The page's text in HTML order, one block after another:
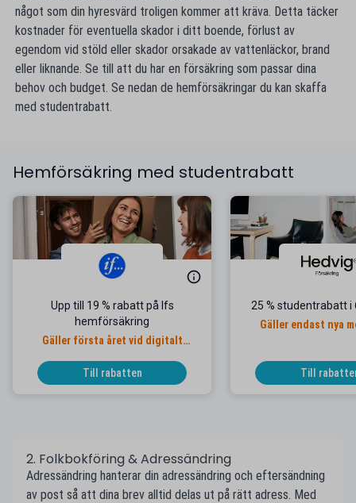
något som din hyresvärd troligen kommer att kräva. Detta täcker
kostnader för eventuella skador i ditt boende, förlust av
egendom vid stöld eller skador orsakade av vattenläckor, brand
eller liknande. Se till att du har en försäkring som passar dina
behov och budget. Se nedan de hemförsäkringar du kan skaffa
med studentrabatt.
Hemförsäkring med studentrabatt
Upp till 19 % rabatt på Ifs
hemförsäkring
Gäller första året vid digitalt
Till rabatten
25 % studentrabatt i
Gäller endast nya
Till
2. Folkbokföring & Adressändring
Adressändring hanterar din adressändring och eftersändning
av post så att dina brev alltid delas ut på rätt adress. Med